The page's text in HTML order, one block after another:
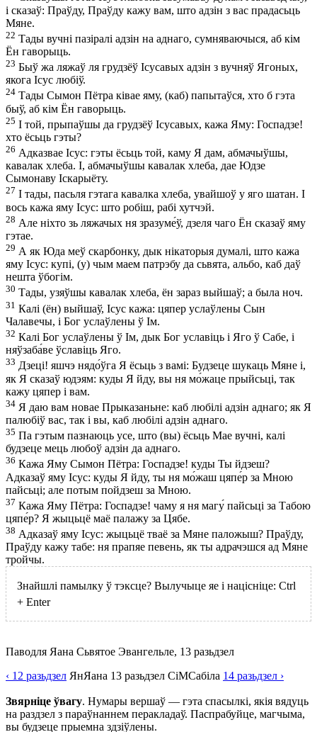
і сказаў: Праўду, Праўду кажу вам, што адзін з вас прадасьць
Мяне.
22 Тады вучні пазіралі адзін на аднаго, сумняваючыся, аб кім
Ён гаворыць.
23 Быў жа ляжаў ля грудзёў Ісусавых адзін з вучняў Ягоных,
якога Ісус любіў.
24 Тады Сымон Пётра ківае яму, (каб) папытаўся, хто б гэта
быў, аб кім Ён гаворыць.
25 І той, прыпаўшы да грудзёў Ісусавых, кажа Яму: Госпадзе!
хто ёсьць гэты?
26 Адказвае Ісус: гэты ёсьць той, каму Я дам, абмачыўшы,
кавалак хлеба. І, абмачыўшы кавалак хлеба, дае Юдзе
Сымонаву Іскарыёту.
27 І тады, пасьля гэтага кавалка хлеба, увайшоў у яго шатан. І
вось кажа яму Ісус: што робіш, рабі хутчэй.
28 Але ніхто зь ляжачых ня зразуме́ў, дзеля чаго Ён сказаў яму
гэтае.
29 А як Юда меў скарбонку, дык нікаторыя думалі, што кажа
яму Ісус: купі, (у) чым маем патрэбу да сьвята, альбо, каб даў
нешта ўбогім.
30 Тады, узяўшы кавалак хлеба, ён зараз выйшаў; а была ноч.
31 Калі (ён) выйшаў, Ісус кажа: цяпер услаўлены Сын
Чалавечы, і Бог услаўлены ў Ім.
32 Калі Бог услаўлены ў Ім, дык Бог уславіць і Яго ў Сабе, і
няўзаба́ве ўславіць Яго.
33 Дзеці! яшчэ нядо́ўга Я ёсьць з вамі: Будзеце шукаць Мяне і,
як Я сказаў юдэям: куды Я йду, вы ня мо́жаце прыйсьці, так
кажу цяпер і вам.
34 Я даю вам новае Прыказаньне: каб любілі адзін аднаго; як Я
палюбіў вас, так і вы, каб любілі адзін аднаго.
35 Па гэтым пазнаюць усе, што (вы) ёсьць Мае вучні, калі
будзеце мець любоў адзін да аднаго.
36 Кажа Яму Сымон Пётра: Госпадзе! куды Ты йдзеш?
Адказаў яму Ісус: куды Я йду, ты ня мо́жаш цяпе́р за Мною
пайсьці; але потым пойдзеш за Мною.
37 Кажа Яму Пётра: Госпадзе! чаму я ня магу́ пайсьці за Табою
цяпе́р? Я жыцьцё маё палажу за Цябе.
38 Адказаў яму Ісус: жыцьцё тваё за Мяне паложыш? Праўду,
Праўду кажу табе: ня прапяе певень, як ты адрачэшся ад Мяне
тройчы.
Знайшлі памылку ў тэксце? Вылучыце яе і націсніце: Ctrl
+ Enter
Паводля Яана Сьвятое Эвангельле, 13 разьдзел
‹ 12 разьдзел ЯнЯана 13 разьдзел СіМСабіла 14 разьдзел ›
Звярніце ўвагу. Нумары вершаў — гэта спасылкі, якія вядуць
на раздзел з параўнаннем перакладаў. Паспрабуйце, магчыма,
вы будзеце прыемна здзіўлены.